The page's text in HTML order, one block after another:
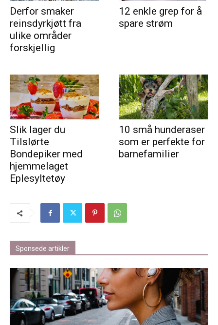
Derfor smaker
reinsdyrkjøtt fra
ulike områder
forskjellig
12 enkle grep for å
spare strøm
Slik lager du
Tilslørte
Bondepiker med
hjemmelaget
Eplesyltetøy
10 små hunderaser
som er perfekte for
barnefamilier
Sponsede artikler